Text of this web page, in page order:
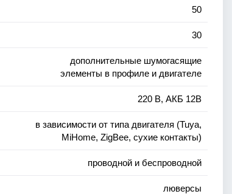
50
30
дополнительные шумогасящие
элементы в профиле и двигателе
220 В, АКБ 12В
в зависимости от типа двигателя (Tuya,
MiHome, ZigBee, сухие контакты)
проводной и беспроводной
люверсы